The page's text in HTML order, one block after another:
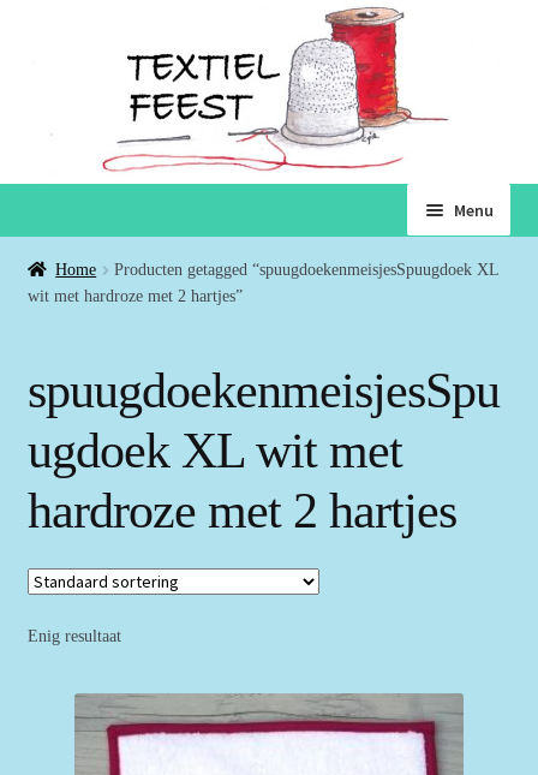
naar
navigatie
de
inhoud
Menu
Home
Winkelmand
Voorwaarden
Over ons
Home
Producten getagged “spuugdoekenmeisjesSpuugdoek XL
wit met hardroze met 2 hartjes”
spuugdoekenmeisjesSpu
ugdoek XL wit met
hardroze met 2 hartjes
Enig resultaat